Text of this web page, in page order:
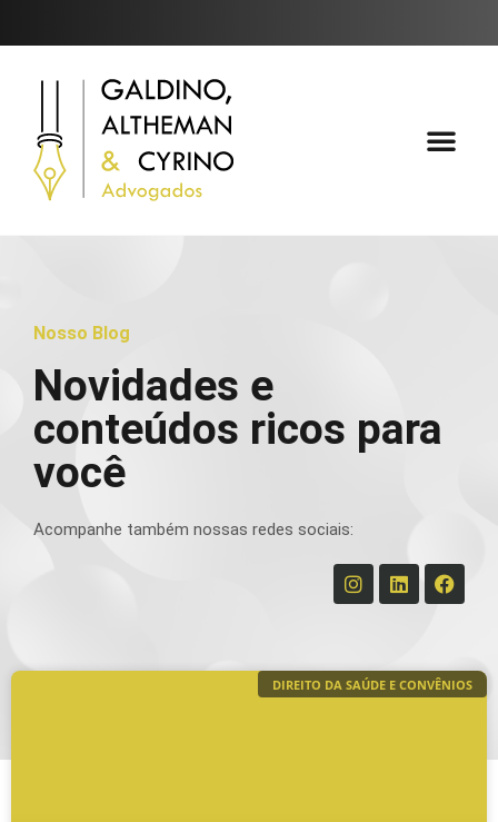
Nosso Blog
Novidades e
conteúdos ricos para
você
Acompanhe também nossas redes sociais:
DIREITO DA SAÚDE E CONVÊNIOS